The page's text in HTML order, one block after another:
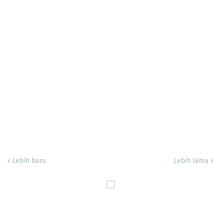
Lebih baru Lebih lama